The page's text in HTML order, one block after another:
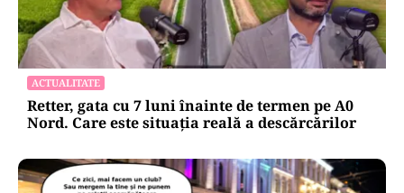
ACTUALITATE
Retter, gata cu 7 luni înainte de termen pe A0
Nord. Care este situația reală a descărcărilor